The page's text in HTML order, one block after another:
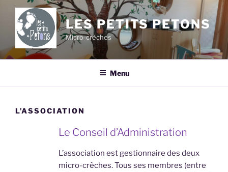
Aller
contenu
principal
LES PETITS PETONS
Micro-crèches
Menu
L’ASSOCIATION
Le Conseil d’Administration
L’association est gestionnaire des deux
micro-crèches. Tous ses membres (entre